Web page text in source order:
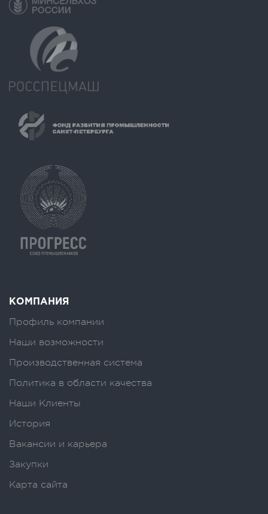
КОМПАНИЯ
Профиль компании
Наши возможности
Производственная система
Политика в области качества
Наши Клиенты
История
Вакансии и карьера
Закупки
Карта сайта